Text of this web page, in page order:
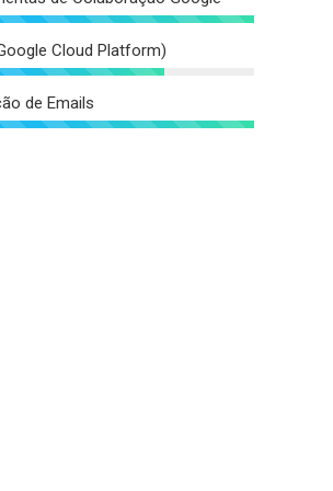
Cloud Platform)
de Emails